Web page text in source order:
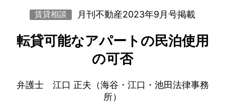
賃貸相談 月刊不動産2023年9月号掲載
転貸可能なアパートの民泊使用
の可否
弁護士 江口 正夫（海谷・江口・池田法律事務
所）